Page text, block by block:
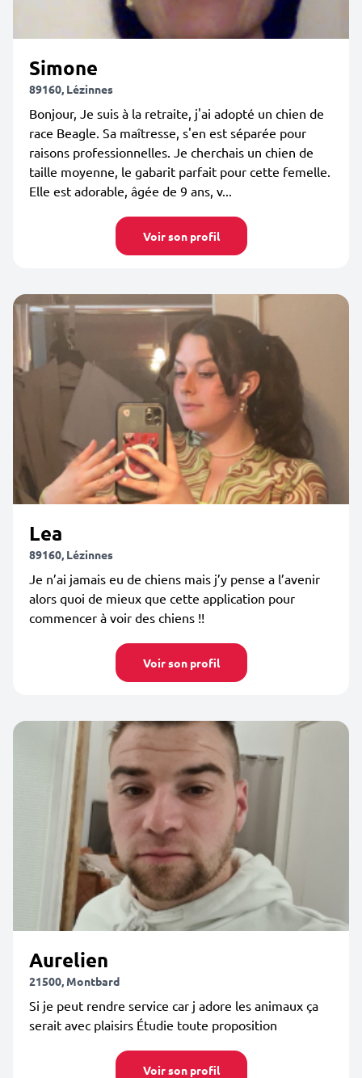
Simone
89160, Lézinnes
Bonjour, Je suis à la retraite, j'ai adopté un chien de
race Beagle. Sa maîtresse, s'en est séparée pour
raisons professionnelles. Je cherchais un chien de
taille moyenne, le gabarit parfait pour cette femelle.
Elle est adorable, âgée de 9 ans, v...
Voir son profil
Lea
89160, Lézinnes
Je n’ai jamais eu de chiens mais j’y pense a l’avenir
alors quoi de mieux que cette application pour
commencer à voir des chiens !!
Voir son profil
Aurelien
21500, Montbard
Si je peut rendre service car j adore les animaux ça
serait avec plaisirs Étudie toute proposition
Voir son profil